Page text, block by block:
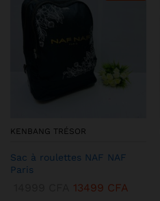
KENBANG TRÉSOR
Sac à roulettes NAF NAF
Paris
13499 CFA